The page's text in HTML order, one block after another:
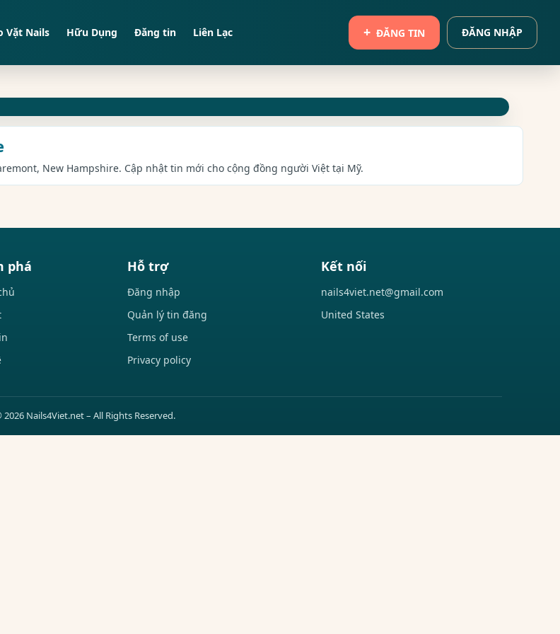
Vặt Nails Hữu Dụng Đăng tin Liên Lạc ĐĂNG TIN ĐĂNG NHẬP
New Hampshire. Cập nhật tin mới cho cộng đồng người Việt tại Mỹ.
phá Hỗ trợ
Đăng nhập
Quản lý tin đăng
Terms of use
Privacy policy
Kết nối
nails4viet.net@gmail.com
United States
Nails4Viet.net – All Rights Reserved.